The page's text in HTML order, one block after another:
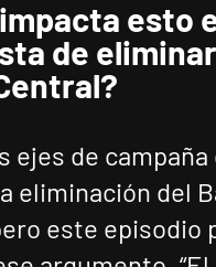
esto
de
ejes de
eliminación del
este episodio